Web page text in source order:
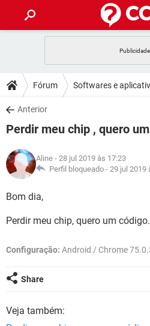
CELULAR
OUTLOOK
INSTAGRAM
GUIA DE COMPRAS
DICAS
JOGOS
INSTAGRAM
GUIA DE COMPRAS
DOWNLOADS
JOGOS
CELULAR
OUTLOOK
INSTAGRAM
JOGOS
CELULAR
OUTLOOK
INSTAGRAM
GLOSSÁRIO
JOGOS
INSTAGRAM
GUIA DE COMPRAS
Fórum Softwares e
Anterior
Perdir meu chip , quero
Aline - 28 jul 2019 às 17:23
Perfil bloqueado - 29 jul 2019
Bom dia,
Perdir meu chip, quero um código.
Configuração: Android / Chrome
Share
Veja também: